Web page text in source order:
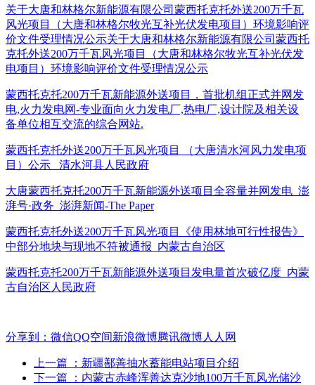
关于大唐和林格尔新能源有限公司蒙西托克托外送200万千瓦
风光项目（大唐和林格尔牧光互补光伏发电项目）环境影响评
价文件受理情况公示关于大唐和林格尔新能源有限公司蒙西托
克托外送200万千瓦风光项目（大唐和林格尔牧光互补光伏发
电项目）环境影响评价文件受理情况公示
蒙西托克托200万千瓦新能源外送项目，首批机组正式并网发
电,火力发电网-专业面向火力发电厂,热电厂,设计院及相关设
备单位相互交流的综合网站.
蒙西托克托外送200万千瓦风光项目 （大唐清水河风力发电项
目）公示_ 清水河县人民政府
大唐蒙西托克托200万千瓦新能源外送项目全容量并网发电_澎
湃号·政务_澎湃新闻-The Paper
蒙西托克托外送200万千瓦风光项目《使用林地可行性报告》
中部分地块与现地不符被通报_内蒙古自治区
蒙西托克托200万千瓦新能源外送项目发电量首次破亿度_内蒙
古自治区人民政府
分享到： 微信QQ空间新浪微博腾讯微博人人网
上一篇
：新疆鄯善抽水蓄能电站项目介绍
下一篇
：内蒙古赤峰浑善达克沙地100万千瓦风光储沙